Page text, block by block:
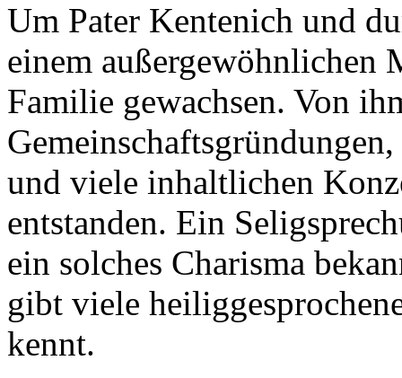
Um Pater Kentenich und
einem außergewöhnlichen
Familie gewachsen. Von
und viele inhaltlichen
entstanden. Ein
ein solches Charisma
gibt viele
kennt.